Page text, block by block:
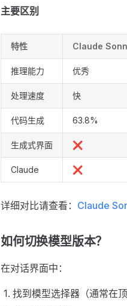
主要区别
特性 Claude
推理能力 优秀
处理速度 快
代码生成 63.8%
生成式界面 ❌
Claude ❌
详细对比请查看： Claude
如何切换模型版本？
在对话界面中：
找到模型选择器（通常在顶